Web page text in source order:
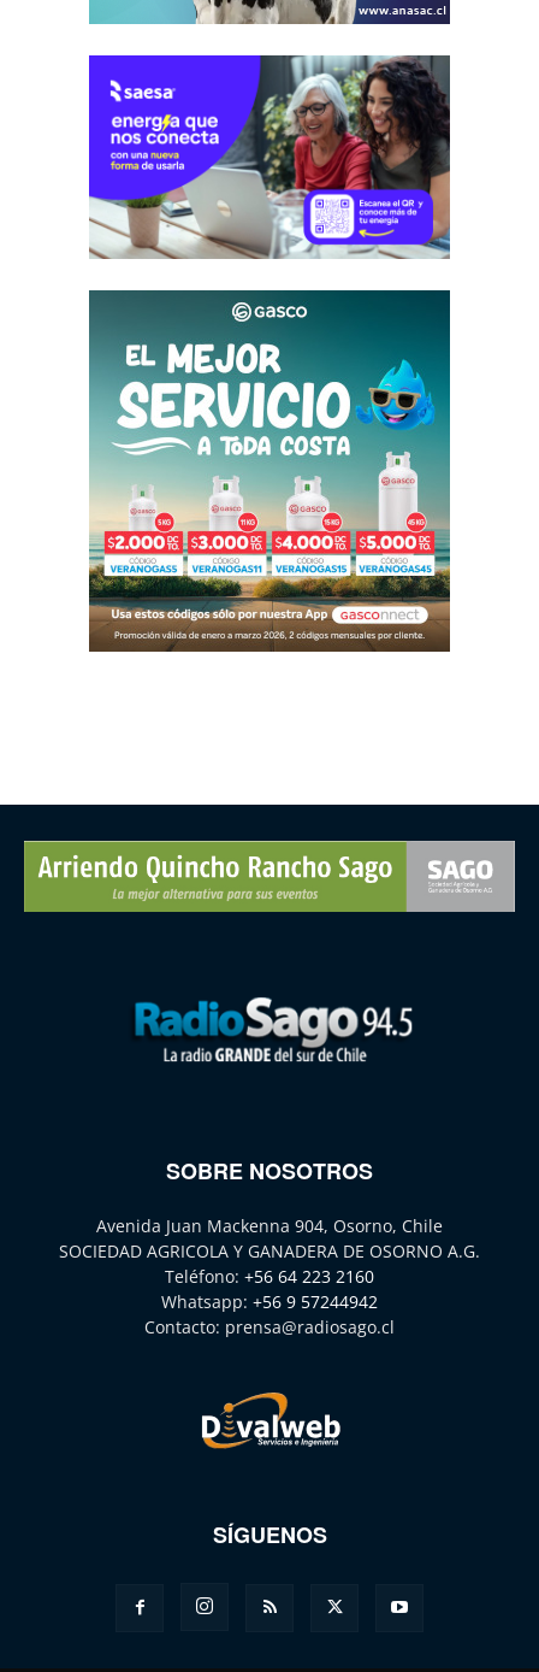
SOBRE NOSOTROS
Avenida Juan Mackenna 904, Osorno, Chile
SOCIEDAD AGRICOLA Y GANADERA DE OSORNO A.G.
Teléfono: +56 64 223 2160
Whatsapp: +56 9 57244942
Contacto: prensa@radiosago.cl
SÍGUENOS